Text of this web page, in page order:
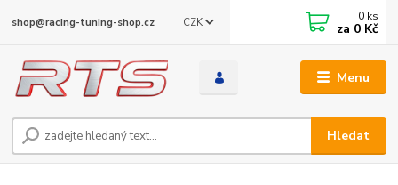
Menu
CZK
Hledat
shop@racing-tuning-shop.cz 0 ks
za 0 Kč